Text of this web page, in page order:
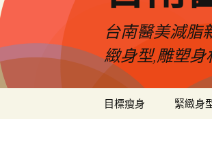
台南醫美減脂
緻身型,雕塑身
目標瘦身 緊緻身